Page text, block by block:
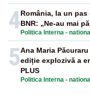
4 Politica Interna -
România, la un
BNR: „Ne-au mai
5
Politica Interna -
Ana Maria
ediție explozivă a
PLUS